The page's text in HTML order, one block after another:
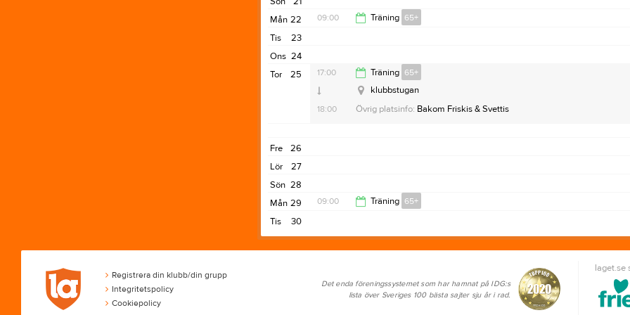
22
Mån 09:00 Träning 65+
23
Tis
24
Ons
25
Tor 17:00 Träning 65+
18:00
klubbstugan
Övrig platsinfo: Bakom Friskis & Svettis
26
Fre
27
Lör
28
Sön
29
Mån 09:00 Träning 65+
10:00
30
Tis
Registrera din klubb/din grupp
Integritetspolicy
Cookiepolicy
laget.se
Det enda föreningssystemet som har hamnat på IDG:s
lista över Sveriges 100 bästa sajter sju år i rad.